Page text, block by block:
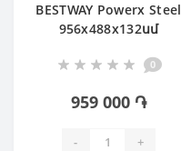
BESTWAY Powerx Steel
956х488х132սմ
0
959 000 ֏
- +